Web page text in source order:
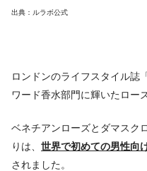
出典：ルラボ公式
ロンドンのライフスタイル誌
ワード香水部門に輝いたロー
ベネチアンローズとダマスク
りは、 世界で初めての男性向
されました。